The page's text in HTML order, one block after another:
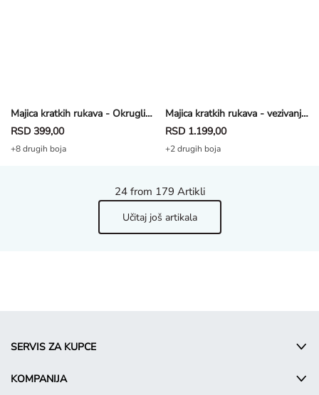
Majica kratkih rukava - Okrugli izrez - petrol plava
RSD 399,00
+8 drugih boja
Majica kratkih rukava - vezivanje u čvor - petrol plava
RSD 1.199,00
+2 drugih boja
24from 179 Artikli
Učitaj još artikala
SERVIS ZA KUPCE
KOMPANIJA